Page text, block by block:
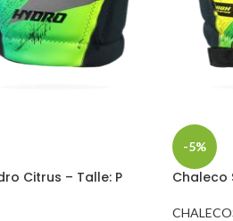
Citrus – Talle: P
-5%
Chaleco